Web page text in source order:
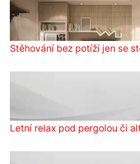
Stěhování bez potíží jen se
Letní relax pod pergolou či